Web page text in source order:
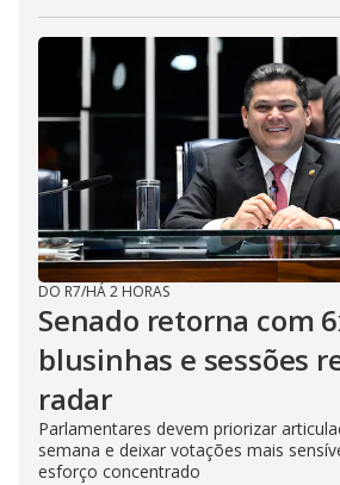
DO R7/HÁ 2 HORAS
Senado retorna com
blusinhas e sessões
radar
Parlamentares devem priorizar
semana e deixar votações mais
esforço concentrado